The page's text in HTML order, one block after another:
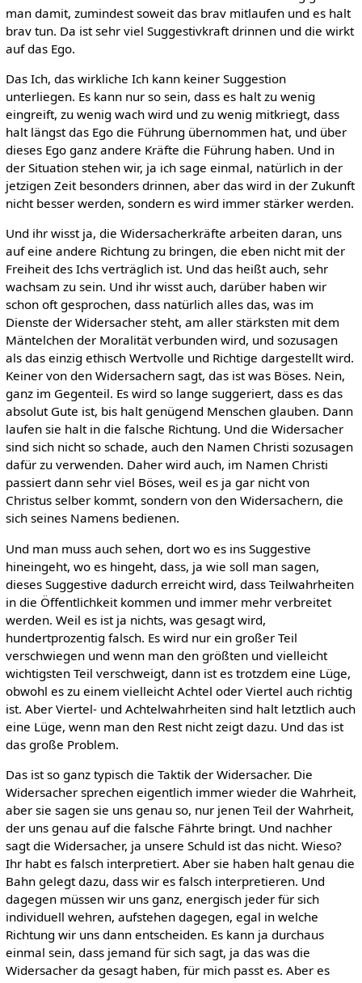
man damit, zumindest soweit das brav mitlaufen und es halt
brav tun. Da ist sehr viel Suggestivkraft drinnen und die wirkt
auf das Ego.
Das Ich, das wirkliche Ich kann keiner Suggestion
unterliegen. Es kann nur so sein, dass es halt zu wenig
eingreift, zu wenig wach wird und zu wenig mitkriegt, dass
halt längst das Ego die Führung übernommen hat, und über
dieses Ego ganz andere Kräfte die Führung haben. Und in
der Situation stehen wir, ja ich sage einmal, natürlich in der
jetzigen Zeit besonders drinnen, aber das wird in der Zukunft
nicht besser werden, sondern es wird immer stärker werden.
Und ihr wisst ja, die Widersacherkräfte arbeiten daran, uns
auf eine andere Richtung zu bringen, die eben nicht mit der
Freiheit des Ichs verträglich ist. Und das heißt auch, sehr
wachsam zu sein. Und ihr wisst auch, darüber haben wir
schon oft gesprochen, dass natürlich alles das, was im
Dienste der Widersacher steht, am aller stärksten mit dem
Mäntelchen der Moralität verbunden wird, und sozusagen
als das einzig ethisch Wertvolle und Richtige dargestellt wird.
Keiner von den Widersachern sagt, das ist was Böses. Nein,
ganz im Gegenteil. Es wird so lange suggeriert, dass es das
absolut Gute ist, bis halt genügend Menschen glauben. Dann
laufen sie halt in die falsche Richtung. Und die Widersacher
sind sich nicht so schade, auch den Namen Christi sozusagen
dafür zu verwenden. Daher wird auch, im Namen Christi
passiert dann sehr viel Böses, weil es ja gar nicht von
Christus selber kommt, sondern von den Widersachern, die
sich seines Namens bedienen.
Und man muss auch sehen, dort wo es ins Suggestive
hineingeht, wo es hingeht, dass, ja wie soll man sagen,
dieses Suggestive dadurch erreicht wird, dass Teilwahrheiten
in die Öffentlichkeit kommen und immer mehr verbreitet
werden. Weil es ist ja nichts, was gesagt wird,
hundertprozentig falsch. Es wird nur ein großer Teil
verschwiegen und wenn man den größten und vielleicht
wichtigsten Teil verschweigt, dann ist es trotzdem eine Lüge,
obwohl es zu einem vielleicht Achtel oder Viertel auch richtig
ist. Aber Viertel- und Achtelwahrheiten sind halt letztlich auch
eine Lüge, wenn man den Rest nicht zeigt dazu. Und das ist
das große Problem.
Das ist so ganz typisch die Taktik der Widersacher. Die
Widersacher sprechen eigentlich immer wieder die Wahrheit,
aber sie sagen sie uns genau so, nur jenen Teil der Wahrheit,
der uns genau auf die falsche Fährte bringt. Und nachher
sagt die Widersacher, ja unsere Schuld ist das nicht. Wieso?
Ihr habt es falsch interpretiert. Aber sie haben halt genau die
Bahn gelegt dazu, dass wir es falsch interpretieren. Und
dagegen müssen wir uns ganz, energisch jeder für sich
individuell wehren, aufstehen dagegen, egal in welche
Richtung wir uns dann entscheiden. Es kann ja durchaus
einmal sein, dass jemand für sich sagt, ja das was die
Widersacher da gesagt haben, für mich passt es. Aber es